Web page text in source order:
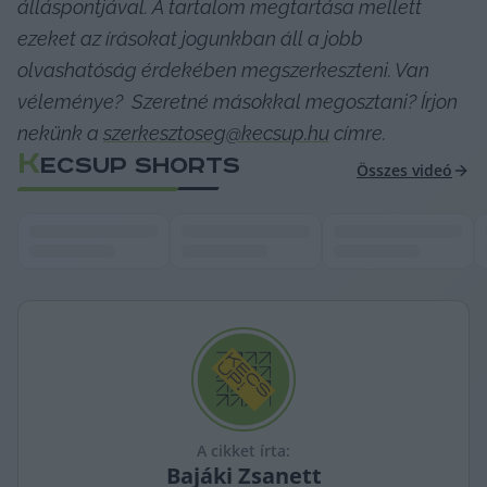
álláspontjával. A tartalom megtartása mellett
ezeket az írásokat jogunkban áll a jobb
olvashatóság érdekében megszerkeszteni. Van
véleménye?  Szeretné másokkal megosztani? Írjon
nekünk a szerkesztoseg@kecsup.hu címre.
KECSUP SHORTS Összes videó
A cikket írta:
Bajáki Zsanett